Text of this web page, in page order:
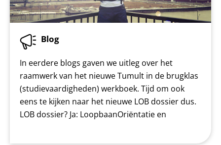
Blog
In eerdere blogs gaven we uitleg over het
raamwerk van het nieuwe Tumult in de brugklas
(studievaardigheden) werkboek. Tijd om ook
eens te kijken naar het nieuwe LOB dossier dus.
LOB dossier? Ja: LoopbaanOriëntatie en